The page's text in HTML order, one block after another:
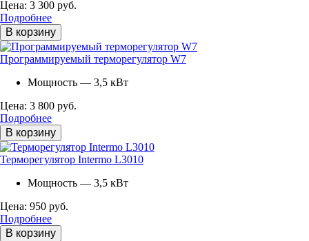
Цена: 3 300 руб.
Подробнее
В корзину
Программируемый терморегулятор W7
Мощность — 3,5 кВт
Цена: 3 800 руб.
Подробнее
В корзину
Терморегулятор Intermo L3010
Мощность — 3,5 кВт
Цена: 950 руб.
Подробнее
В корзину